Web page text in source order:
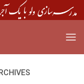
Skip
to